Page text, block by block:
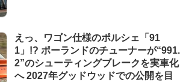
えっ、ワゴン仕様のポルシェ「91
1」!? ポーランドのチューナーが“991.
2”のシューティングブレークを実車化
へ 2027年グッドウッドでの公開を目